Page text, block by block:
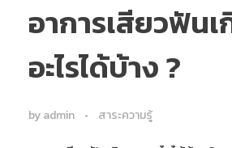
อาการเสียวฟัน
อะไรได้บ้าง ?
byadmin สาระความรู้